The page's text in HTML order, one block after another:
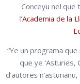
Conceyu nel que
l'Academia de la
“Ye un programa
que ye ‘Asturies,
d’autores